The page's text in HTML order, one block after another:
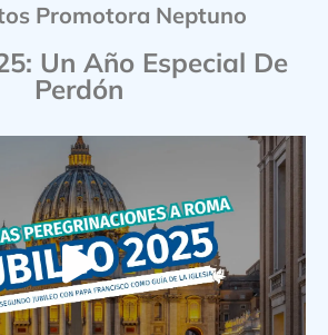
Promotora Neptuno
Un Año Especial De
Perdón